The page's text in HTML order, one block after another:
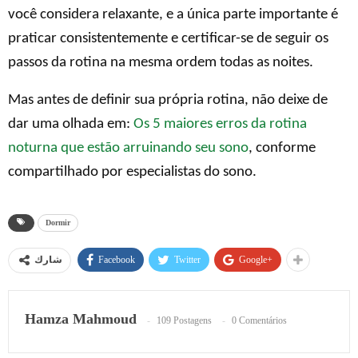
você considera relaxante, e a única parte importante é
praticar consistentemente e certificar-se de seguir os
passos da rotina na mesma ordem todas as noites.
Mas antes de definir sua própria rotina, não deixe de
dar uma olhada em: Os 5 maiores erros da rotina
noturna que estão arruinando seu sono, conforme
compartilhado por especialistas do sono.
Dormir
شارك Facebook Twitter Google+
Hamza Mahmoud 109 Postagens 0 Comentários